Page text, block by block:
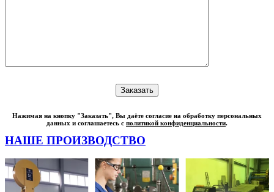
Нажимая на кнопку "Заказать", Вы даёте согласие на обработку персональных
данных и соглашаетесь с политикой конфиденциальности.
НАШЕ ПРОИЗВОДСТВО